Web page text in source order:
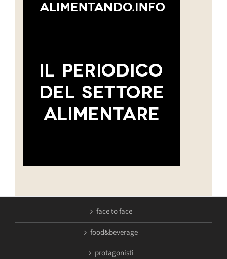
face to face
food&beverage
protagonisti